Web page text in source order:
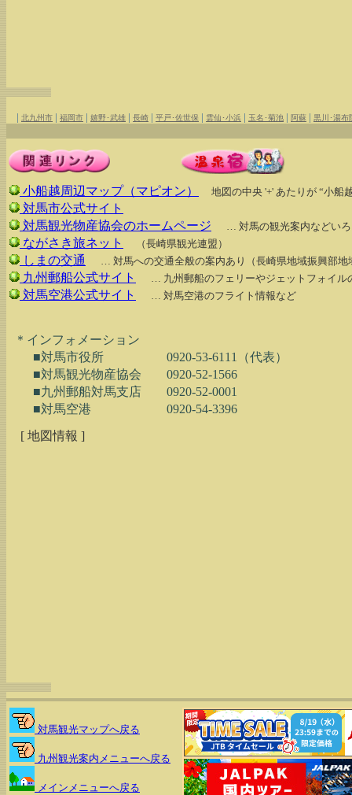
| 北九州市 | 福岡市 | 嬉野･武雄 | 長崎 | 平戸･佐世保 | 雲仙･小浜 | 玉名･菊池 | 阿蘇 | 黒川･湯布
小船越周辺マップ（マピオン） 地図の中央 '+' あたりが “小船
対馬市公式サイト
対馬観光物産協会のホームページ
… 対馬の観光案内などい
ながさき旅ネット （長崎県観光連盟）
しまの交通 … 対馬への交通全般の案内あり（長崎県地域振興部地
九州郵船公式サイト … 九州郵船のフェリーやジェットフォイル
対馬空港公式サイト … 対馬空港のフライト情報など
  ＊インフォメーション
■対馬市役所　　　　　0920-53-6111（代表）
■対馬観光物産協会　　0920-52-1566
■九州郵船対馬支店　　0920-52-0001
[ 地図情報 ]
対馬観光マップへ戻る
九州観光案内メニューへ戻る
メインメニューへ戻る